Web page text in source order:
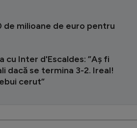
de milioane de euro pentru
cu Inter d'Escaldes: ”Aș fi
dacă se termina 3-2. Ireal!
cerut”